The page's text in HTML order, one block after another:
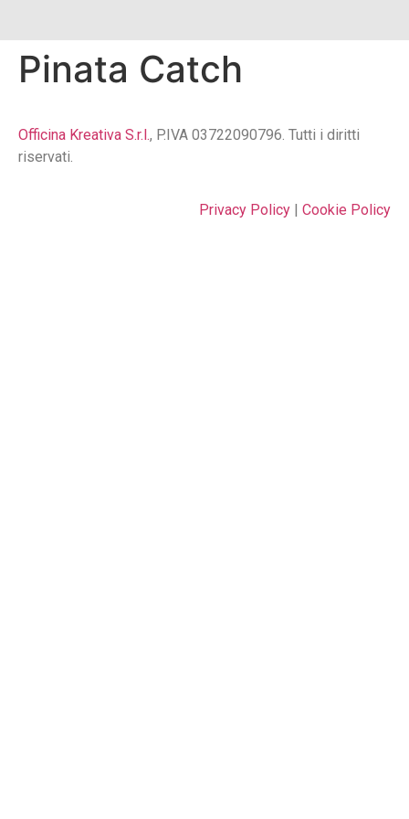
Pinata Catch
Officina Kreativa S.r.l., P.IVA 03722090796. Tutti i diritti
riservati.
Privacy Policy Cookie Policy